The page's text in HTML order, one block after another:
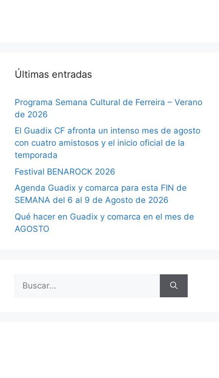
Últimas entradas
Programa Semana Cultural de Ferreira – Verano
de 2026
El Guadix CF afronta un intenso mes de agosto
con cuatro amistosos y el inicio oficial de la
temporada
Festival BENAROCK 2026
Agenda Guadix y comarca para esta FIN de
SEMANA del 6 al 9 de Agosto de 2026
Qué hacer en Guadix y comarca en el mes de
AGOSTO